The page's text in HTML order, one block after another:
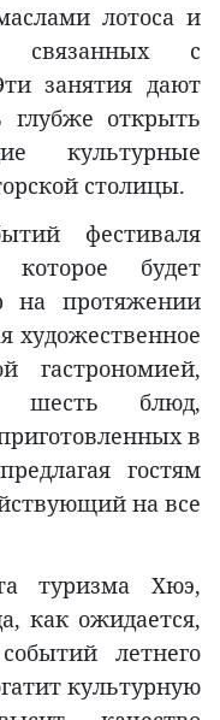
лотоса и
связанных с
занятия дают
глубже открыть
культурные
столицы.
фестиваля
будет
на протяжении
художественное
гастрономией,
шесть блюд,
в
гостям
на все
туризма Хюэ,
как ожидается,
летнего
культурную